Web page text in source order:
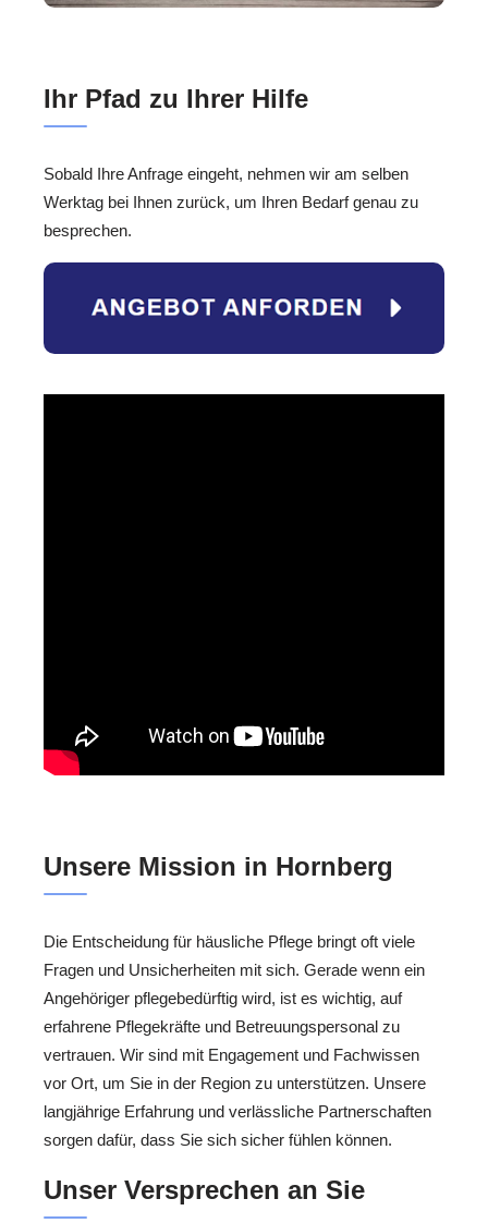
Ihr Pfad zu Ihrer Hilfe
Sobald Ihre Anfrage eingeht, nehmen wir am selben
Werktag bei Ihnen zurück, um Ihren Bedarf genau zu
besprechen.
Unsere Mission in Hornberg
Die Entscheidung für häusliche Pflege bringt oft viele
Fragen und Unsicherheiten mit sich. Gerade wenn ein
Angehöriger pflegebedürftig wird, ist es wichtig, auf
erfahrene Pflegekräfte und Betreuungspersonal zu
vertrauen. Wir sind mit Engagement und Fachwissen
vor Ort, um Sie in der Region zu unterstützen. Unsere
langjährige Erfahrung und verlässliche Partnerschaften
sorgen dafür, dass Sie sich sicher fühlen können.
Unser Versprechen an Sie